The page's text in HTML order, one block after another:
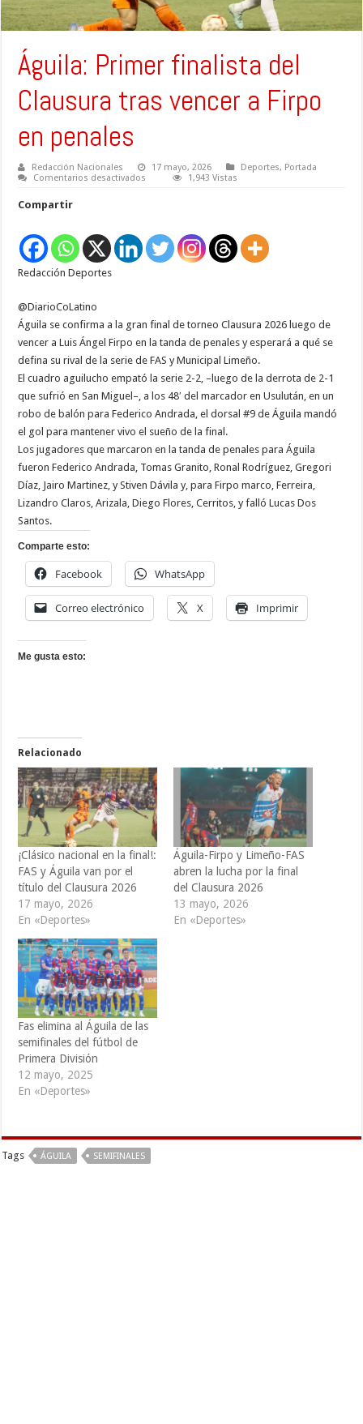
Águila: Primer finalista del
Clausura tras vencer a Firpo
en penales
Redacción Nacionales 17 mayo, 2026 Deportes, Portada
Comentarios desactivados
tras
vencer
a
1,943 Vistas
Compartir
Redacción Deportes
@DiarioCoLatino
Águila se confirma a la gran final de torneo Clausura 2026 luego de
vencer a Luis Ángel Firpo en la tanda de penales y esperará a qué se
defina su rival de la serie de FAS y Municipal Limeño.
El cuadro aguilucho empató la serie 2-2, –luego de la derrota de 2-1
que sufrió en San Miguel–, a los 48′ del marcador en Usulután, en un
robo de balón para Federico Andrada, el dorsal #9 de Águila mandó
el gol para mantener vivo el sueño de la final.
Los jugadores que marcaron en la tanda de penales para Águila
fueron Federico Andrada, Tomas Granito, Ronal Rodríguez, Gregori
Díaz, Jairo Martinez, y Stiven Dávila y, para Firpo marco, Ferreira,
Lizandro Claros, Arizala, Diego Flores, Cerritos, y falló Lucas Dos
Santos.
Comparte esto:
Facebook WhatsApp
Correo electrónico X Imprimir
Me gusta esto:
Relacionado
¡Clásico nacional en la final!:
FAS y Águila van por el
título del Clausura 2026
17 mayo, 2026
En «Deportes»
Águila-Firpo y Limeño-FAS
abren la lucha por la final
del Clausura 2026
13 mayo, 2026
En «Deportes»
Fas elimina al Águila de las
semifinales del fútbol de
Primera División
12 mayo, 2025
En «Deportes»
Tags ÁGUILA SEMIFINALES